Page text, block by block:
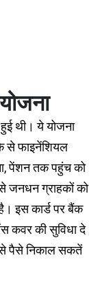
थी। ये योजना
से फाइनेंशियल
पेंशन तक पहुंच को
जनधन ग्राहकों को
इस कार्ड पर बैंक
कवर की सुविधा दे
से पैसे निकाल सकतें